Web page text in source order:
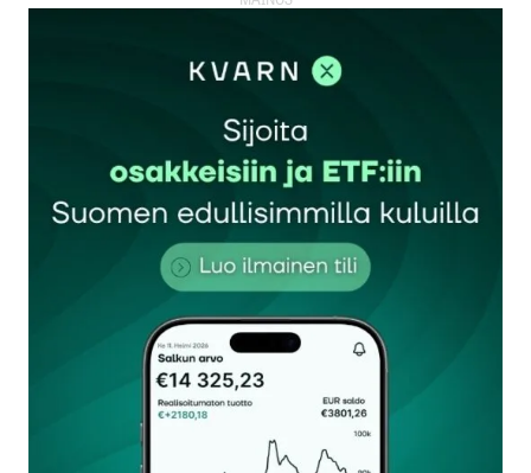
kirjautua
rekisteröityä
Sähköpostiosoitettasi ei julkaista.Pakolliset
kentät on merkitty*
Kommentti*